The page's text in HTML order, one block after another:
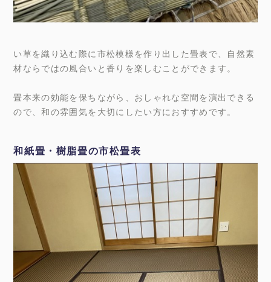
い草を織り込む際に市松模様を作り出した畳表で、自然素
材ならではの風合いと香りを楽しむことができます。
畳本来の効能を保ちながら、おしゃれな空間を演出できる
ので、和の雰囲気を大切にしたい方におすすめです。
和紙畳・樹脂畳の市松畳表